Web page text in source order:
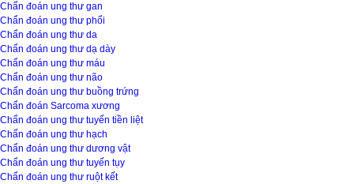
Chẩn đoán ung thư gan
Chẩn đoán ung thư phổi
Chẩn đoán ung thư da
Chẩn đoán ung thư dạ dày
Chẩn đoán ung thư máu
Chẩn đoán ung thư não
Chẩn đoán ung thư buồng trứng
Chẩn đoán Sarcoma xương
Chẩn đoán ung thư tuyến tiền liệt
Chẩn đoán ung thư hạch
Chẩn đoán ung thư dương vật
Chẩn đoán ung thư tuyến tụy
Chẩn đoán ung thư ruột kết